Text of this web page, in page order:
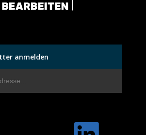
anmelden